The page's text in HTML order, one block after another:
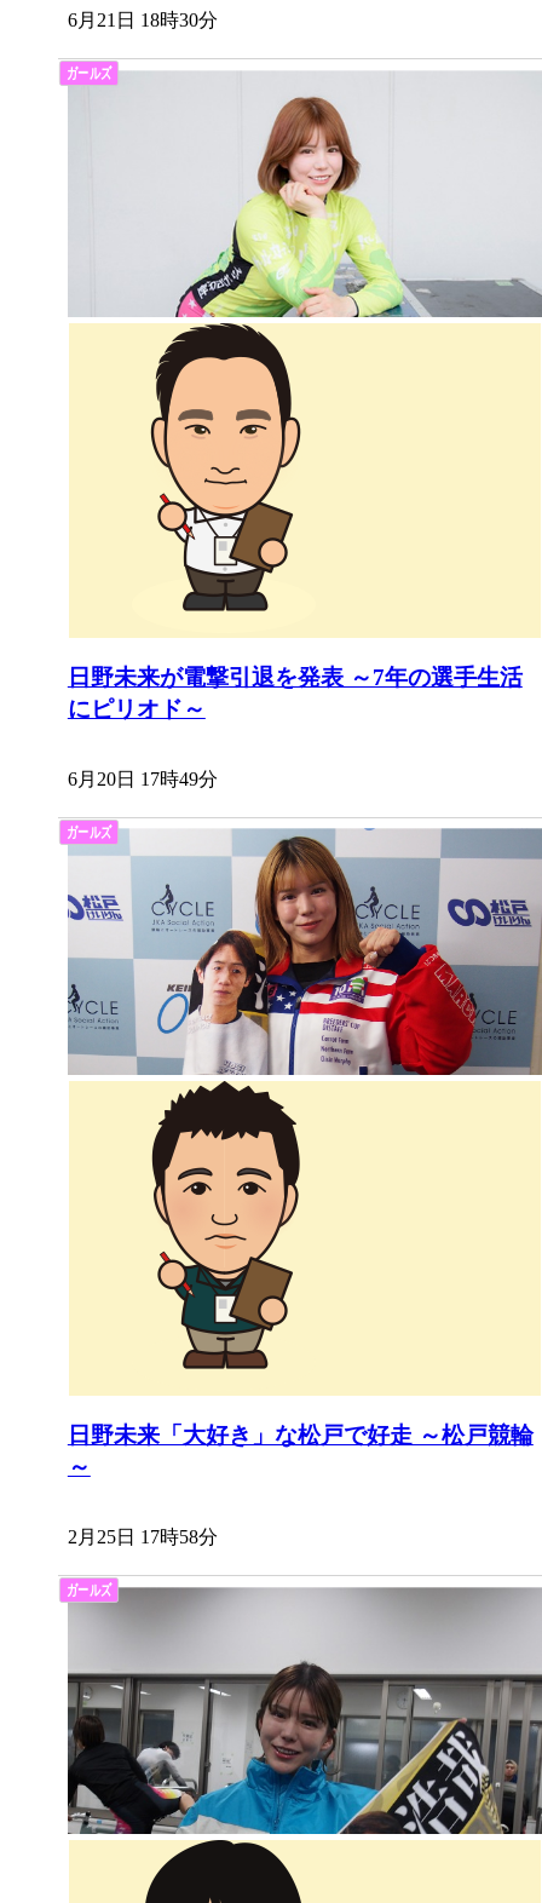
6月21日 18時30分
日野未来が電撃引退を発表 ～7年の選手生活
にピリオド～
6月20日 17時49分
日野未来「大好き」な松戸で好走 ～松戸競輪
～
2月25日 17時58分